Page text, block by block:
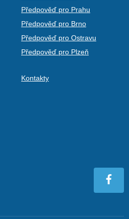
Předpověď pro Prahu
Předpověď pro Brno
Předpověď pro Ostravu
Předpověď pro Plzeň
Kontakty